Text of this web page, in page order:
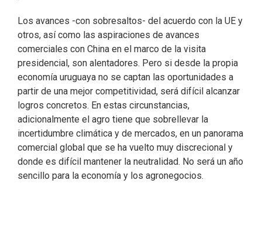
Los avances -con sobresaltos- del acuerdo con la UE y
otros, así como las aspiraciones de avances
comerciales con China en el marco de la visita
presidencial, son alentadores. Pero si desde la propia
economía uruguaya no se captan las oportunidades a
partir de una mejor competitividad, será difícil alcanzar
logros concretos. En estas circunstancias,
adicionalmente el agro tiene que sobrellevar la
incertidumbre climática y de mercados, en un panorama
comercial global que se ha vuelto muy discrecional y
donde es difícil mantener la neutralidad. No será un año
sencillo para la economía y los agronegocios.